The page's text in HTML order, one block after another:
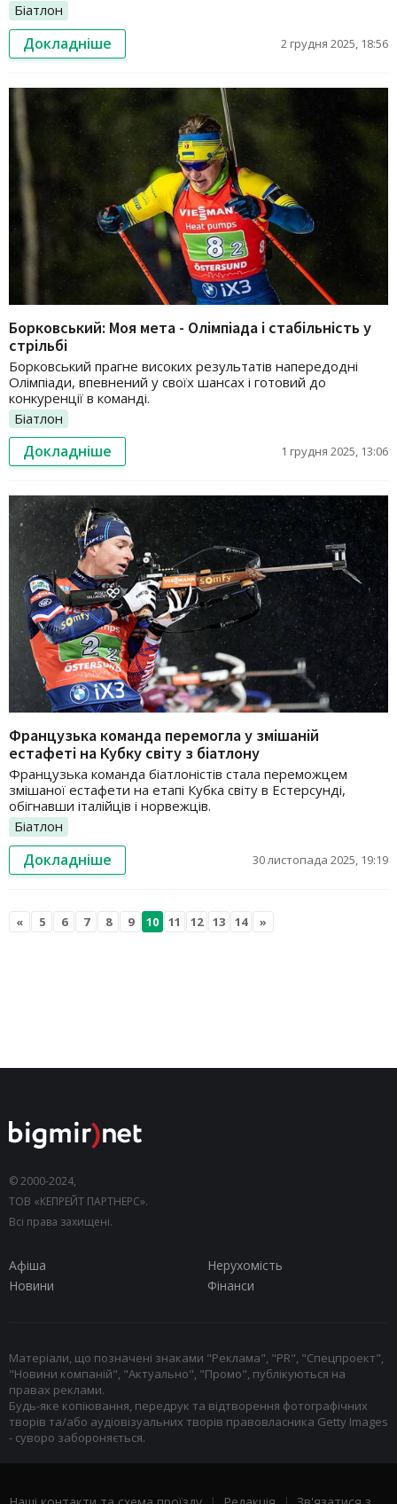
Біатлон
Докладніше 2 грудня 2025, 18:56
Борковський: Моя мета - Олімпіада і стабільність у
стрільбі
Борковський прагне високих результатів напередодні
Олімпіади, впевнений у своїх шансах і готовий до
конкуренції в команді.
Біатлон
Докладніше 1 грудня 2025, 13:06
Французька команда перемогла у змішаній
естафеті на Кубку світу з біатлону
Французька команда біатлоністів стала переможцем
змішаної естафети на етапі Кубка світу в Естерсунді,
обігнавши італійців і норвежців.
Біатлон
Докладніше 30 листопада 2025, 19:19
« 5 6 7 8 9 10 11 12 13 14 »
© 2000-2024,
ТОВ «КЕПРЕЙТ ПАРТНЕРС».
Всі права захищені.
Афіша
Нерухомість
Новини
Фінанси
Матеріали, що позначені знаками "Реклама", "PR", "Спецпроект",
"Новини компаній", "Актуально", "Промо", публікуються на
правах реклами.
Будь-яке копіювання, передрук та відтворення фотографічних
творів та/або аудіовізуальних творів правовласника Getty Images
- суворо забороняється.